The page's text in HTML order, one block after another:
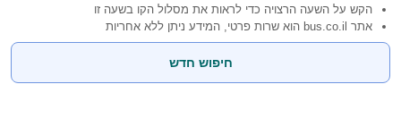
הקש על השעה הרצויה כדי לראות את מסלול הקו בשעה זו
אתר bus.co.il הוא שרות פרטי, המידע ניתן ללא אחריות
חיפוש חדש